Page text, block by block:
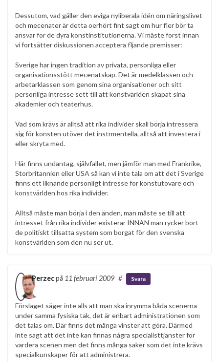
Dessutom, vad gäller den eviga nyliberala idén om näringslivet
och mecenater är detta oerhört fint sagt om hur fler bör ta
ansvar för de dyra konstinstitutionerna. Vi måste först innan
vi fortsätter diskussionen acceptera fljande premisser:
Sverige har ingen tradition av privata, personliga eller
organisationsstött mecenatskap. Det är medelklassen och
arbetarklassen som genom sina organisationer och sitt
personliga intresse sett till att konstvärlden skapat sina
akademier och teaterhus.
Vad som krävs är alltså att rika individer skall börja intressera
sig för konsten utöver det instrmentella, alltså att investera i
eller skryta med.
Här finns undantag, självfallet, men jämför man med Frankrike,
Storbritannien eller USA så kan vi inte tala om att det i Sverige
finns ett liknande personligt intresse för konstutövare och
konstvärlden hos rika individer.
Alltså måste man börja i den änden, man måste se till att
intresset från rika individer existerar INNAN man rycker bort
de politiskt tillsatta system som borgat för den svenska
konstvärlden som den nu ser ut.
Perzecpå 11 februari 2009 # Svara
Förslaget säger inte alls att man ska inrymma båda scenerna
under samma fysiska tak, det är enbart administrationen som
det talas om. Där finns det många vinster att göra. Därmed
inte sagt att det inte kan finnas några specialisttjänster för
vardera scenen men det finns många saker som det inte krävs
specialkunskaper för att administrera.